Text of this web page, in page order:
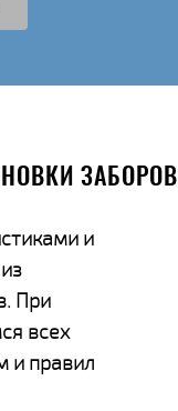
ЗАБОРОВ
и
При
всех
и правил